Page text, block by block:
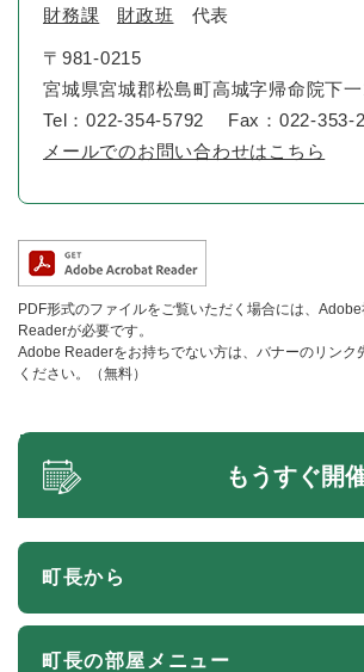
財務課 財政班 代表
〒981-0215
宮城県宮城郡松島町高城字帰命院下
Tel：022-354-5792
Fax：022-353-
メールでのお問い合わせはこちら
PDF形式のファイルをご覧いただく場合には、
Readerが必要です。
Adobe Readerをお持ちでない方は、バナーのリンク
ください。（無料）
もうすぐ開
町長から
町長の部屋メニュー